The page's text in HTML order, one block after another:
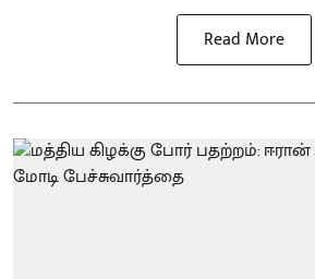
Read More